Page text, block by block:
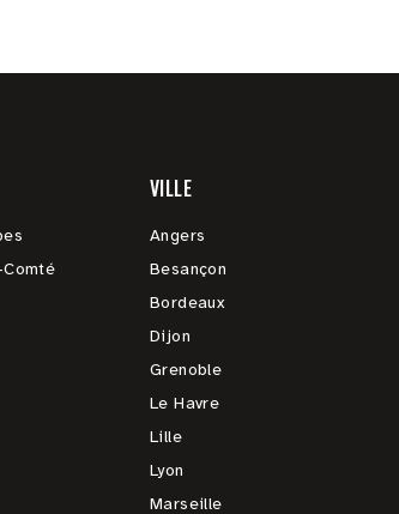
VILLE
Angers
Besançon
Bordeaux
Dijon
Grenoble
Le Havre
Lille
Lyon
Marseille